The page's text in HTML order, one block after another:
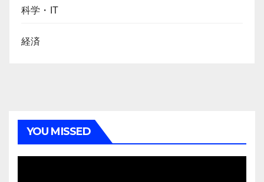
科学・IT
経済
YOU MISSED